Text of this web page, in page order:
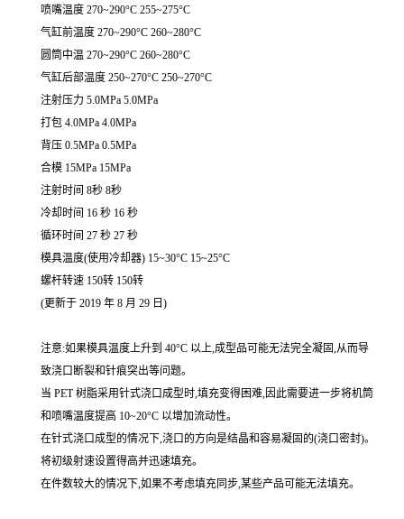
喷嘴温度 270~290°C 255~275°C
气缸前温度 270~290°C 260~280°C
圆筒中温 270~290°C 260~280°C
气缸后部温度 250~270°C 250~270°C
注射压力 5.0MPa 5.0MPa
打包 4.0MPa 4.0MPa
背压 0.5MPa 0.5MPa
合模 15MPa 15MPa
注射时间 8秒 8秒
冷却时间 16 秒 16 秒
循环时间 27 秒 27 秒
模具温度(使用冷却器) 15~30°C 15~25°C
螺杆转速 150转 150转
(更新于 2019 年 8 月 29 日)
注意:如果模具温度上升到 40°C 以上,成型品可能无法完全凝固,从而导
致浇口断裂和针痕突出等问题。
当 PET 树脂采用针式浇口成型时,填充变得困难,因此需要进一步将机筒
和喷嘴温度提高 10~20°C 以增加流动性。
在针式浇口成型的情况下,浇口的方向是结晶和容易凝固的(浇口密封)。
将初级射速设置得高并迅速填充。
在件数较大的情况下,如果不考虑填充同步,某些产品可能无法填充。